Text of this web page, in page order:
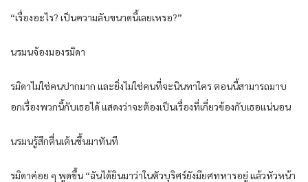
“เรื่องอะไร? เป็นความลับขนาดนี้เลยเหรอ?”
นรมนจ้องมองรมิดา
รมิดาไม่ใช่คนปากมาก และยิ่งไม่ใช่คนที่จะนินทาใคร ตอนนี้สามารถมาบ
อกเรื่องพวกนี้กับเธอได้ แสดงว่าจะต้องเป็นเรื่องที่เกี่ยวข้องกับเธอแน่นอน
นรมนรู้สึกตื่นเต้นขึ้นมาทันที
รมิดาค่อย ๆ พูดขึ้น “ฉันได้ยินมาว่าในตัวบุริศร์ยังมียศทหารอยู่ แล้วหัวหน้า